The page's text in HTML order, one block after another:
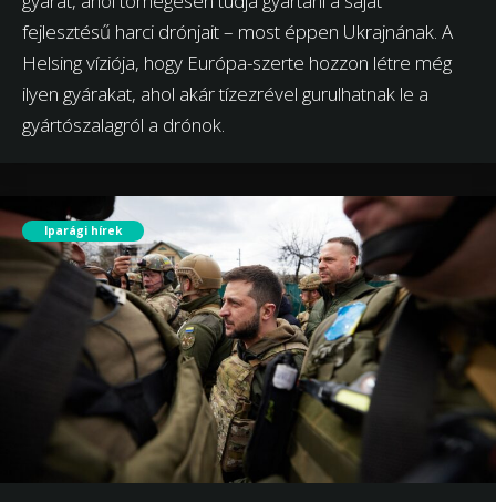
fejlesztésű harci drónjait – most éppen Ukrajnának. A
Helsing víziója, hogy Európa-szerte hozzon létre még
ilyen gyárakat, ahol akár tízezrével gurulhatnak le a
gyártószalagról a drónok.
Iparági hírek